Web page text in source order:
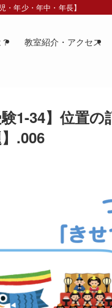
年少・年中・年長】
教室紹介・アクセス
験1-34】位置
.006